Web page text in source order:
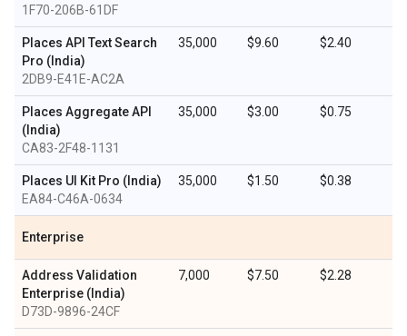
1F70-206B-61DF
Places API Text Search
Pro (India)
2DB9-E41E-AC2A
35,000 $9.60 $2.40
Places Aggregate API
(India)
CA83-2F48-1131
35,000 $3.00 $0.75
Places UI Kit Pro (India)
EA84-C46A-0634
35,000 $1.50 $0.38
Enterprise
Address Validation
Enterprise (India)
D73D-9896-24CF
7,000 $7.50 $2.28